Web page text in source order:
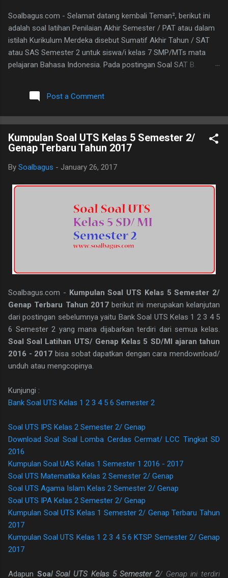
Soalbagus.com - Selamat datang kembali Teman², berikut ini
adalah soal latihan Penilaian Akhir Semester / PAT atau dalam
istilah Kurikulum Merdeka disebut Sumatif Akhir Tahun / SAT
atau SAS Semester 2 untuk siswa/i kelas 7 SMP/MTs mata
pelajaran Bahasa Indonesia. Pada postingan Soal SAT B.
Semoga soalnya bisa sama atau paling tidak menyerupai atau
sebagai patokan dalam mengerjakan soal-soal mengingat
B. Ind Kelas 7 ini terdiri dari 25 butir soal, 20 pilihan ganda dan 5
essay. Berikut adalah kunci jawaban yg dimaksud, adapun
naskah soalnya silahkan di download saja pada tautan dibawah
ini. I. PILIHAN GANDA 1. D 2. A 3. C 4. B 5. B 6. B 7. C 8. A 9. D
II.URAIAN 1. Judul Berita, Teras Berita, dan Isi Berita 2. Judul
mengungkapkan perasaan, b. menyampaikan i...
Post a Comment
Kumpulan Soal UTS Kelas 5 Semester 2/
Genap Terbaru Tahun 2017
By Soalbagus - January 26, 2017
Soalbagus.com - Kumpulan Soal UTS Kelas 5 Semester 2/
Genap Terbaru Tahun 2017 berikut ini merupakan kelanjutan
dari postingan sebelumnya yaitu Bank Soal UTS Kelas 1 2 3 4 5
6 Semester 2 yang mana dijabarkan terdiri dari semua kelas.
Soal Soal Latihan UTS/ Genap Kelas 5 SD/MI ajaran tahun
2016 - 2017 bisa sobat dapatkan dengan cara mendownload/
unduh atau mengcopinya.
Kunjungi :
Bank Soal UTS Kelas 1 2 3 4 5 6 Semester 2
Soal UTS IPS Kelas 2 Semester 2/ Genap
Download Soal Soal Lomba Cerdas Cermat/ LCC Tingkat SD
2016
Kumpulan Soal UAS Kelas 1 Semester 1 2016 - 2017
Soal UTS Matematika Kelas 2 Semester 2/ Genap
Soal UTS Agama Islam Kelas 2 Semester 2/ Genap
Soal UTS IPA Kelas 2 Semester 2/ Genap
Kumpulan Soal UTS Kelas 1 Semester 2/ Genap Terbaru Tahun
2017
Kumpulan Soal UTS Kelas 1 2 3 4 5 6 KTSP Semester 2/ Genap
2017
Adapun Soal Soal UTS Kelas 5 Semester 2/ Genap ini terdiri